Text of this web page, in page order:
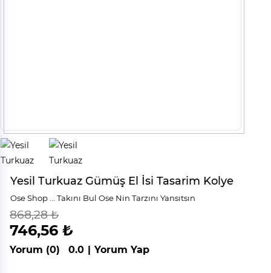
Yesil Turkuaz Gümüş El İsi Tasarim Kolye
Ose Shop ... Takını Bul Ose Nin Tarzını Yansıtsın
%14
indirim
868,28 ₺
746,56 ₺
Yorum (0) 0.0 | Yorum Yap